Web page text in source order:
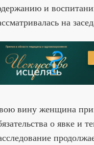
и
на
вину женщина
о явке и